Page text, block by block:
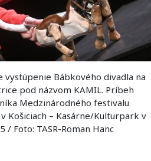
Bábkového divadla na
pod názvom KAMIL. Príbeh
Medzinárodného festivalu
Košiciach – Kasárne/Kulturpark v
/ Foto: TASR-Roman Hanc